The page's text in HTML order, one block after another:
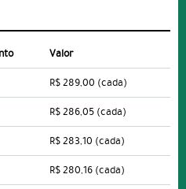
Valor
R$ 289,00 (cada)
R$ 286,05 (cada)
R$ 283,10 (cada)
R$ 280,16 (cada)